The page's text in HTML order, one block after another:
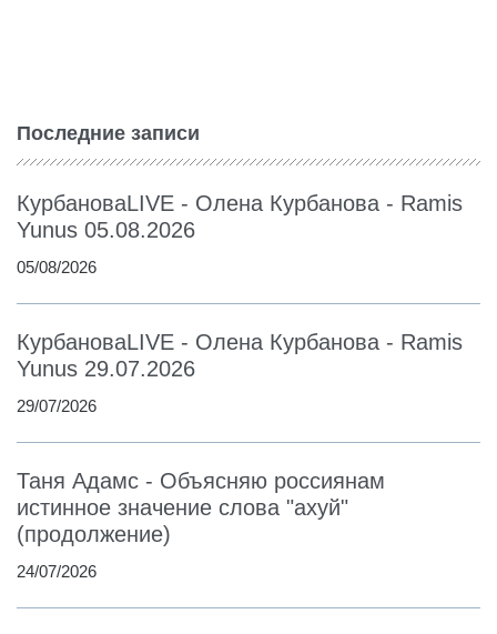
Последние записи
КурбановаLIVE - Олена Курбанова - Ramis
Yunus 05.08.2026
05/08/2026
КурбановаLIVE - Олена Курбанова - Ramis
Yunus 29.07.2026
29/07/2026
Таня Адамс - Объясняю россиянам
истинное значение слова "ахуй"
(продолжение)
24/07/2026